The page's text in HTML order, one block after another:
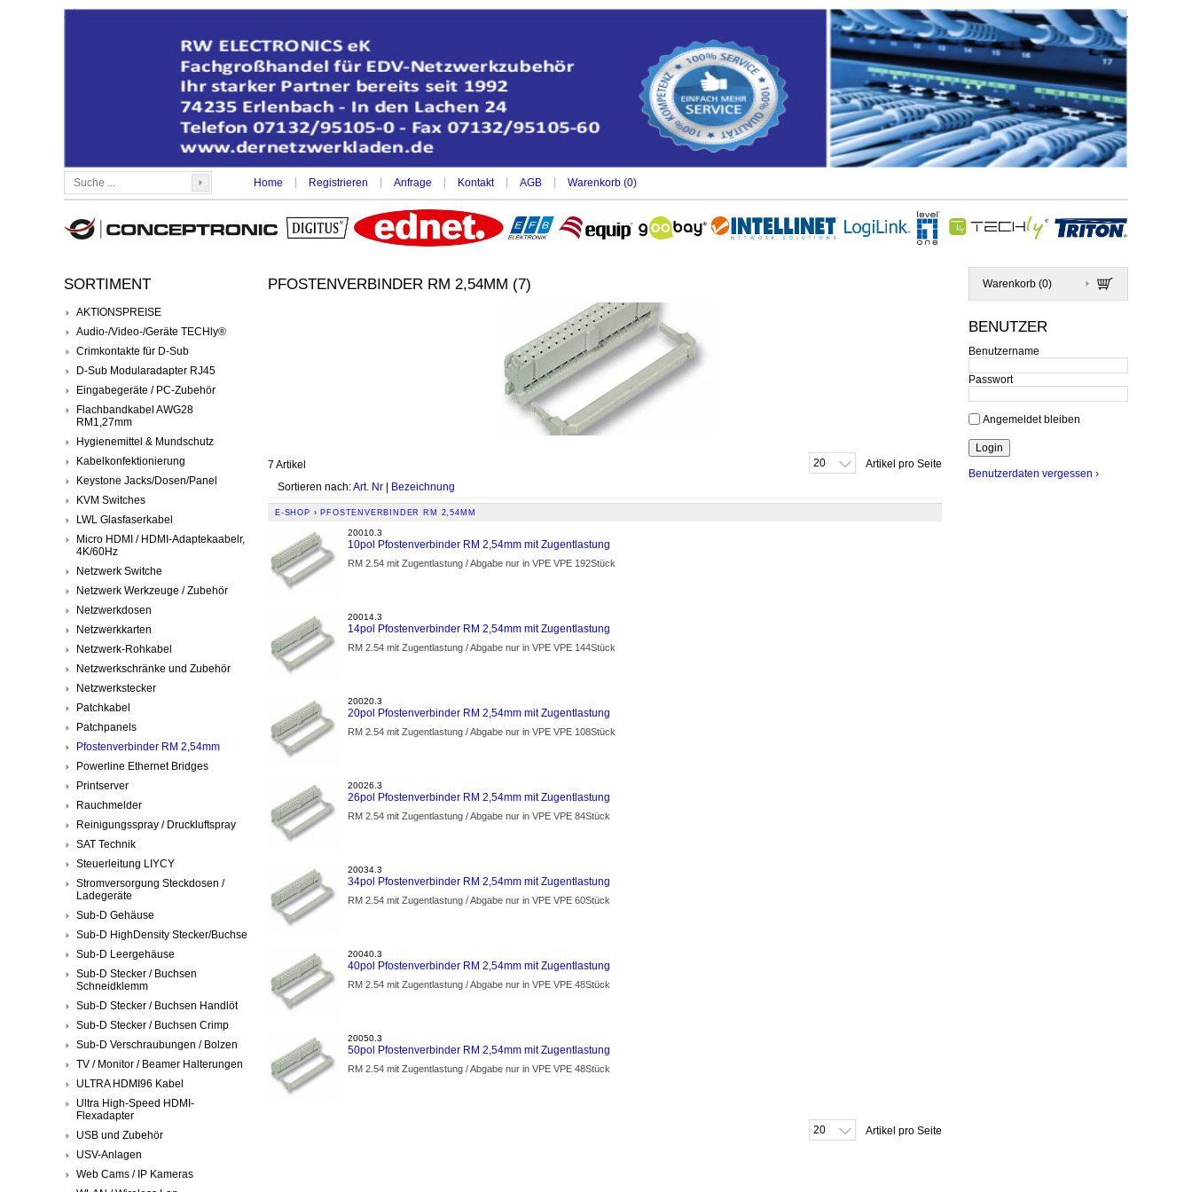
Home Registrieren Anfrage Kontakt AGB Warenkorb (0)
Warenkorb (0)
BENUTZER
Benutzername
Passwort
Angemeldet bleiben
Benutzerdaten vergessen ›
SORTIMENT
AKTIONSPREISE
Audio-/Video-/Geräte TECHly®
Crimkontakte für D-Sub
D-Sub Modularadapter RJ45
Eingabegeräte / PC-Zubehör
Flachbandkabel AWG28
RM1,27mm
Hygienemittel & Mundschutz
Kabelkonfektionierung
Keystone Jacks/Dosen/Panel
KVM Switches
LWL Glasfaserkabel
Micro HDMI / HDMI-Adaptekaabelr,
4K/60Hz
Netzwerk Switche
Netzwerk Werkzeuge / Zubehör
Netzwerkdosen
Netzwerkkarten
Netzwerk-Rohkabel
Netzwerkschränke und Zubehör
Netzwerkstecker
Patchkabel
Patchpanels
Pfostenverbinder RM 2,54mm
Powerline Ethernet Bridges
Printserver
Rauchmelder
Reinigungsspray / Druckluftspray
SAT Technik
Steuerleitung LIYCY
Stromversorgung Steckdosen /
Ladegeräte
Sub-D Gehäuse
Sub-D HighDensity Stecker/Buchse
Sub-D Leergehäuse
Sub-D Stecker / Buchsen
Schneidklemm
Sub-D Stecker / Buchsen Handlöt
Sub-D Stecker / Buchsen Crimp
Sub-D Verschraubungen / Bolzen
TV / Monitor / Beamer Halterungen
ULTRA HDMI96 Kabel
Ultra High-Speed HDMI-
Flexadapter
USB und Zubehör
USV-Anlagen
Web Cams / IP Kameras
PFOSTENVERBINDER RM 2,54MM (7)
7 Artikel 20
Artikel pro Seite
Sortieren nach:Art. Nr | Bezeichnung
E-SHOP › PFOSTENVERBINDER RM 2,54MM
20010.3
10pol Pfostenverbinder RM 2,54mm mit Zugentlastung
RM 2.54 mit Zugentlastung / Abgabe nur in VPE VPE 192Stück
20014.3
14pol Pfostenverbinder RM 2,54mm mit Zugentlastung
RM 2.54 mit Zugentlastung / Abgabe nur in VPE VPE 144Stück
20020.3
20pol Pfostenverbinder RM 2,54mm mit Zugentlastung
RM 2.54 mit Zugentlastung / Abgabe nur in VPE VPE 108Stück
20026.3
26pol Pfostenverbinder RM 2,54mm mit Zugentlastung
RM 2.54 mit Zugentlastung / Abgabe nur in VPE VPE 84Stück
20034.3
34pol Pfostenverbinder RM 2,54mm mit Zugentlastung
RM 2.54 mit Zugentlastung / Abgabe nur in VPE VPE 60Stück
20040.3
40pol Pfostenverbinder RM 2,54mm mit Zugentlastung
RM 2.54 mit Zugentlastung / Abgabe nur in VPE VPE 48Stück
20050.3
50pol Pfostenverbinder RM 2,54mm mit Zugentlastung
RM 2.54 mit Zugentlastung / Abgabe nur in VPE VPE 48Stück
20 Artikel pro Seite